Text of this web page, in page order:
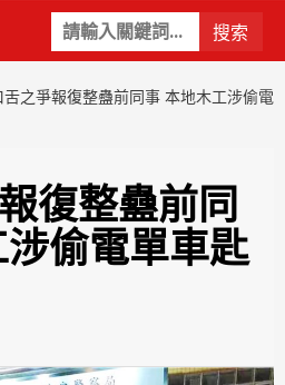
關
鍵
Primary
Menu
舌之爭報復整蠱前同事 本地木工涉偷電
復整蠱前同
偷電單車匙